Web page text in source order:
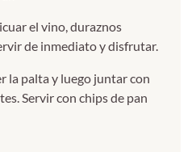
el vino, duraznos
de inmediato y disfrutar.
la palta y luego juntar con
Servir con chips de pan